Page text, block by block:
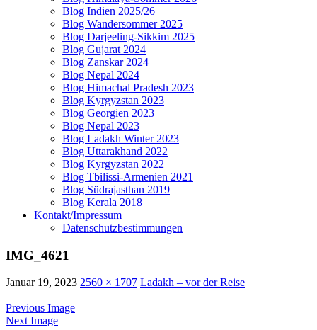
Blog Indien 2025/26
Blog Wandersommer 2025
Blog Darjeeling-Sikkim 2025
Blog Gujarat 2024
Blog Zanskar 2024
Blog Nepal 2024
Blog Himachal Pradesh 2023
Blog Kyrgyzstan 2023
Blog Georgien 2023
Blog Nepal 2023
Blog Ladakh Winter 2023
Blog Uttarakhand 2022
Blog Kyrgyzstan 2022
Blog Tbilissi-Armenien 2021
Blog Südrajasthan 2019
Blog Kerala 2018
Kontakt/Impressum
Datenschutzbestimmungen
IMG_4621
Januar 19, 2023 2560 × 1707 Ladakh – vor der Reise
Previous Image
Next Image